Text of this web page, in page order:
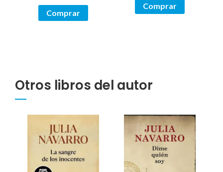
Comprar
Comprar
Otros libros del autor